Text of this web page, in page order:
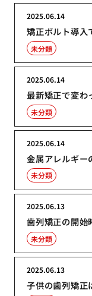
矯正ボルト導入
2025.06.14
未分類
最新矯正で変わ
2025.06.14
未分類
金属アレルギー
2025.06.14
未分類
歯列矯正の開始
2025.06.13
未分類
子供の歯列矯正
2025.06.13